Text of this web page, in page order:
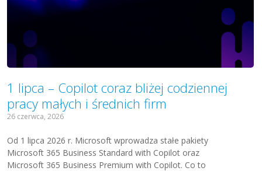
1 lipca – Copilot coraz bliżej codziennej
pracy małych i średnich firm
26 czerwca, 2026
Od 1 lipca 2026 r. Microsoft wprowadza stałe pakiety
Microsoft 365 Business Standard with Copilot oraz
Microsoft 365 Business Premium with Copilot. Co to